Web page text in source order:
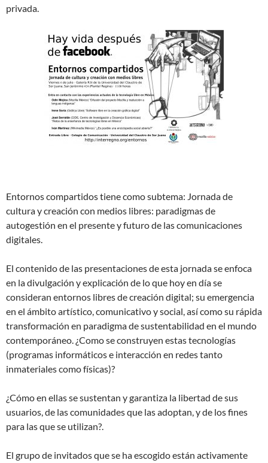
privada.
Entornos compartidos tiene como subtema: Jornada de
cultura y creación con medios libres: paradigmas de
autogestión en el presente y futuro de las comunicaciones
digitales.
El contenido de las presentaciones de esta jornada se enfoca
en la divulgación y explicación de lo que hoy en día se
consideran entornos libres de creación digital; su emergencia
en el ámbito artístico, comunicativo y social, así como su rápida
transformación en paradigma de sustentabilidad en el mundo
contemporáneo. ¿Como se construyen estas tecnologías
(programas informáticos e interacción en redes tanto
inmateriales como físicas)?
¿Cómo en ellas se sustentan y garantiza la libertad de sus
usuarios, de las comunidades que las adoptan, y de los fines
para las que se utilizan?.
El grupo de invitados que se ha escogido están activamente